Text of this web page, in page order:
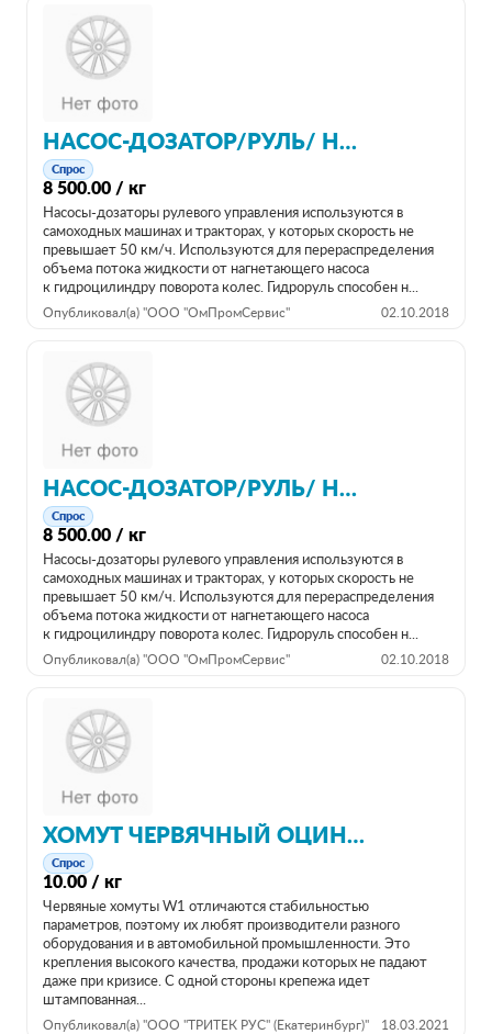
НАСОС-ДОЗАТОР/РУЛЬ/ НДО 125
Спрос
8 500.00 / кг
Насосы-дозаторы рулевого управления используются в
самоходных машинах и тракторах, у которых скорость не
превышает 50 км/ч. Используются для перераспределения
объема потока жидкости от нагнетающего насоса
к гидроцилиндру поворота колес. Гидроруль способен н...
Опубликовал(а) "ООО "ОмПромСервис" 02.10.2018
НАСОС-ДОЗАТОР/РУЛЬ/ НДМ 125
Спрос
8 500.00 / кг
Насосы-дозаторы рулевого управления используются в
самоходных машинах и тракторах, у которых скорость не
превышает 50 км/ч. Используются для перераспределения
объема потока жидкости от нагнетающего насоса
к гидроцилиндру поворота колес. Гидроруль способен н...
Опубликовал(а) "ООО "ОмПромСервис" 02.10.2018
ХОМУТ ЧЕРВЯЧНЫЙ ОЦИНКОВАННЫЙ
Спрос
10.00 / кг
Червяные хомуты W1 отличаются стабильностью
параметров, поэтому их любят производители разного
оборудования и в автомобильной промышленности. Это
крепления высокого качества, продажи которых не падают
даже при кризисе. С одной стороны крепежа идет
штампованная...
Опубликовал(а) "ООО "ТРИТЕК РУС" (Екатеринбург)" 18.03.2021